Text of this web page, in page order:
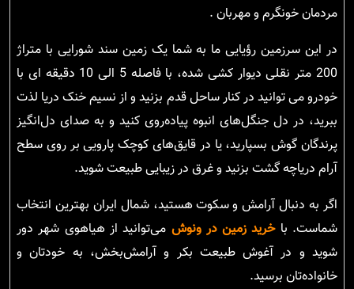
مردمان خونگرم و مهربان .
در این سرزمین رؤیایی ما به شما یک زمین سند شورایی با متراژ
200 متر نقلی دیوار کشی شده، با فاصله 5 الی 10 دقیقه ای با
خودرو می توانید در کنار ساحل قدم بزنید و از نسیم خنک دریا لذت
ببرید، در دل جنگل‌های انبوه پیاده‌روی کنید و به صدای دل‌انگیز
پرندگان گوش بسپارید، یا در قایق‌های کوچک پارویی بر روی سطح
آرام دریاچه گشت بزنید و غرق در زیبایی طبیعت شوید.
اگر به دنبال آرامش و سکوت هستید، شمال ایران بهترین انتخاب
شماست. باخرید زمین در ونوش می‌توانید از هیاهوی شهر دور
شوید و در آغوش طبیعت بکر و آرامش‌بخش، به خودتان و
خانواده‌تان برسید.